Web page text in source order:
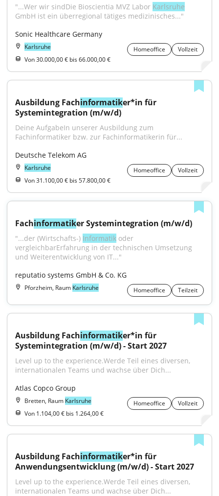
"...Wer wir sindDie Bioscientia MVZ Labor Karlsruhe
GmbH ist ein überregional tätiges medizinisches..."
Sonic Healthcare Germany
Karlsruhe Homeoffice
Vollzeit
Von 30.000,00 € bis 66.000,00 €
Ausbildung Fachinformatiker*in für
Systemintegration (m/w/d)
Deine AufgabeIn unserer Ausbildung zum
Fachinformatiker bzw. zur Fachinformatikerin für...
Deutsche Telekom AG
Karlsruhe Homeoffice
Vollzeit
Von 31.100,00 € bis 57.800,00 €
Fachinformatiker Systemintegration (m/w/d)
"...der (Wirtschafts-) Informatik oder
vergleichbarErfahrung in der technischen Umsetzung
und Weiterentwicklung von IT..."
reputatio systems GmbH & Co. KG
Pforzheim, Raum Karlsruhe Homeoffice Teilzeit
Ausbildung Fachinformatiker*in für
Systemintegration (m/w/d) - Start 2027
Level up to the experience.Werde Teil eines diversen,
internationalen Teams und wachse über Dich...
Atlas Copco Group
Bretten, Raum Karlsruhe Homeoffice
Vollzeit
Von 1.104,00 € bis 1.264,00 €
Ausbildung Fachinformatiker*in für
Anwendungsentwicklung (m/w/d) - Start 2027
Level up to the experience.Werde Teil eines diversen,
internationalen Teams und wachse über Dich...